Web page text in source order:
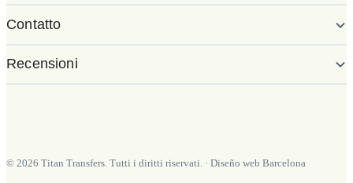
Contatto
Recensioni
© 2026 Titan Transfers. Tutti i diritti riservati. · Diseño web Barcelona